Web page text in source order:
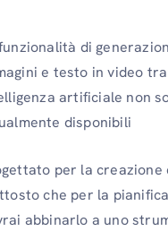
di
e testo in video
artificiale non
disponibili
per la creazione
che per la
abbinarlo a uno